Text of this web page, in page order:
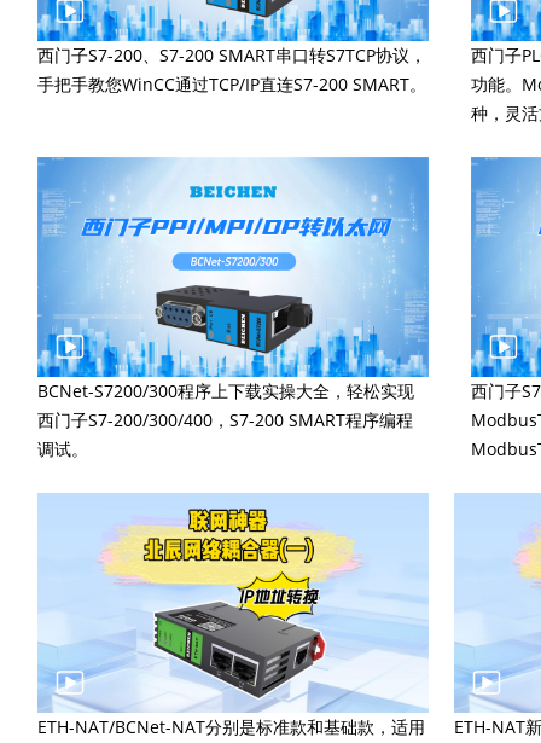
西门子S7-200、S7-200 SMART串口转S7TCP协议，
手把手教您WinCC通过TCP/IP直连S7-200 SMART。
西门子
功能。
种，灵
BCNet-S7200/300程序上下载实操大全，轻松实现
西门子S7-200/300/400，S7-200 SMART程序编程
调试。
西门子
ETH-NAT/BCNet-NAT分别是标准款和基础款，适用
ETH-NAT